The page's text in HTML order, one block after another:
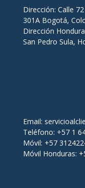
Dirección: Calle
301A Bogotá,
Dirección
San Pedro Sula,
Email:
Teléfono: +57 1
Móvil: +57
Móvil Honduras: